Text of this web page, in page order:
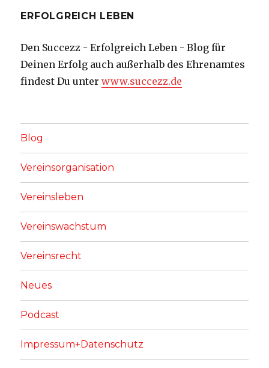
ERFOLGREICH LEBEN
Den Succezz - Erfolgreich Leben - Blog für
Deinen Erfolg auch außerhalb des Ehrenamtes
findest Du unterwww.succezz.de
Blog
Vereinsorganisation
Vereinsleben
Vereinswachstum
Vereinsrecht
Neues
Podcast
Impressum+Datenschutz